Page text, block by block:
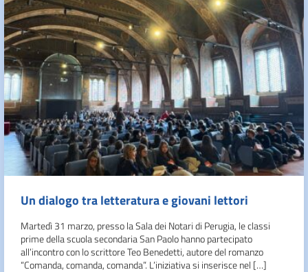
Un dialogo tra letteratura e giovani lettori
Martedì 31 marzo, presso la Sala dei Notari di Perugia, le classi
prime della scuola secondaria San Paolo hanno partecipato
all’incontro con lo scrittore Teo Benedetti, autore del romanzo
“Comanda, comanda, comanda”. L’iniziativa si inserisce nel […]